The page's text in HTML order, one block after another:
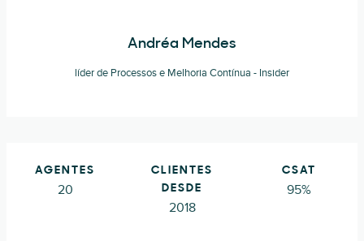
Andréa Mendes
líder de Processos e Melhoria Contínua - Insider
AGENTES
20
CLIENTES
DESDE
2018
CSAT
95%